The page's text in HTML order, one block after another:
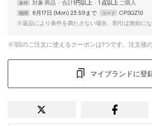
条件 対象 商品 合計1円以上 1 点以上
期間 8月17日 (Mon) 23:59まで コード
CPSQZ10
※返品により条件を満たさない場合、割引は無効に
※1回のご注文に使えるクーポンは1つです。注文後
マイブランドに登